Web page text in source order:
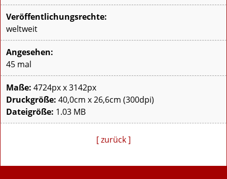
Veröffentlichungsrechte:
weltweit
Angesehen:
45 mal
Maße: 4724px x 3142px
Druckgröße: 40,0cm x 26,6cm (300dpi)
Dateigröße: 1.03 MB
[ zurück ]